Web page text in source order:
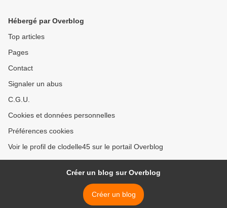
Hébergé par Overblog
Top articles
Pages
Contact
Signaler un abus
C.G.U.
Cookies et données personnelles
Préférences cookies
Voir le profil de clodelle45 sur le portail Overblog
Créer un blog sur Overblog
Créer un blog